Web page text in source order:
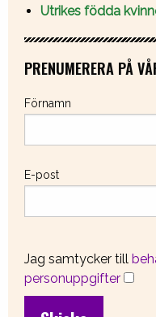
Utrikes födda
PRENUMERERA PÅ
Förnamn
E-post
Jag samtycker till
personuppgifter